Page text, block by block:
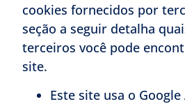
cookies fornecidos por
seção a seguir detalha
terceiros você pode
site.
Este site usa o